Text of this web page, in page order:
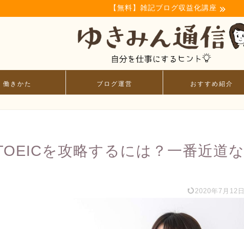
【無料】雑記ブログ収益化講座
働きかた ブログ運営 おすすめ紹介
を攻略するには？一番近道な
2020年7月12日